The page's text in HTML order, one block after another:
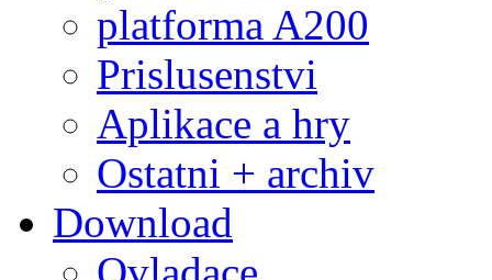
platforma A200
Prislusenstvi
Aplikace a hry
Ostatni + archiv
Download